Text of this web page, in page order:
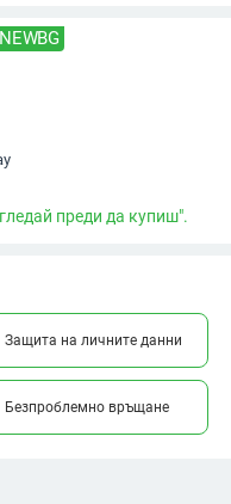
NEWBG
преди да купиш".
Защита на личните данни
Безпроблемно връщане